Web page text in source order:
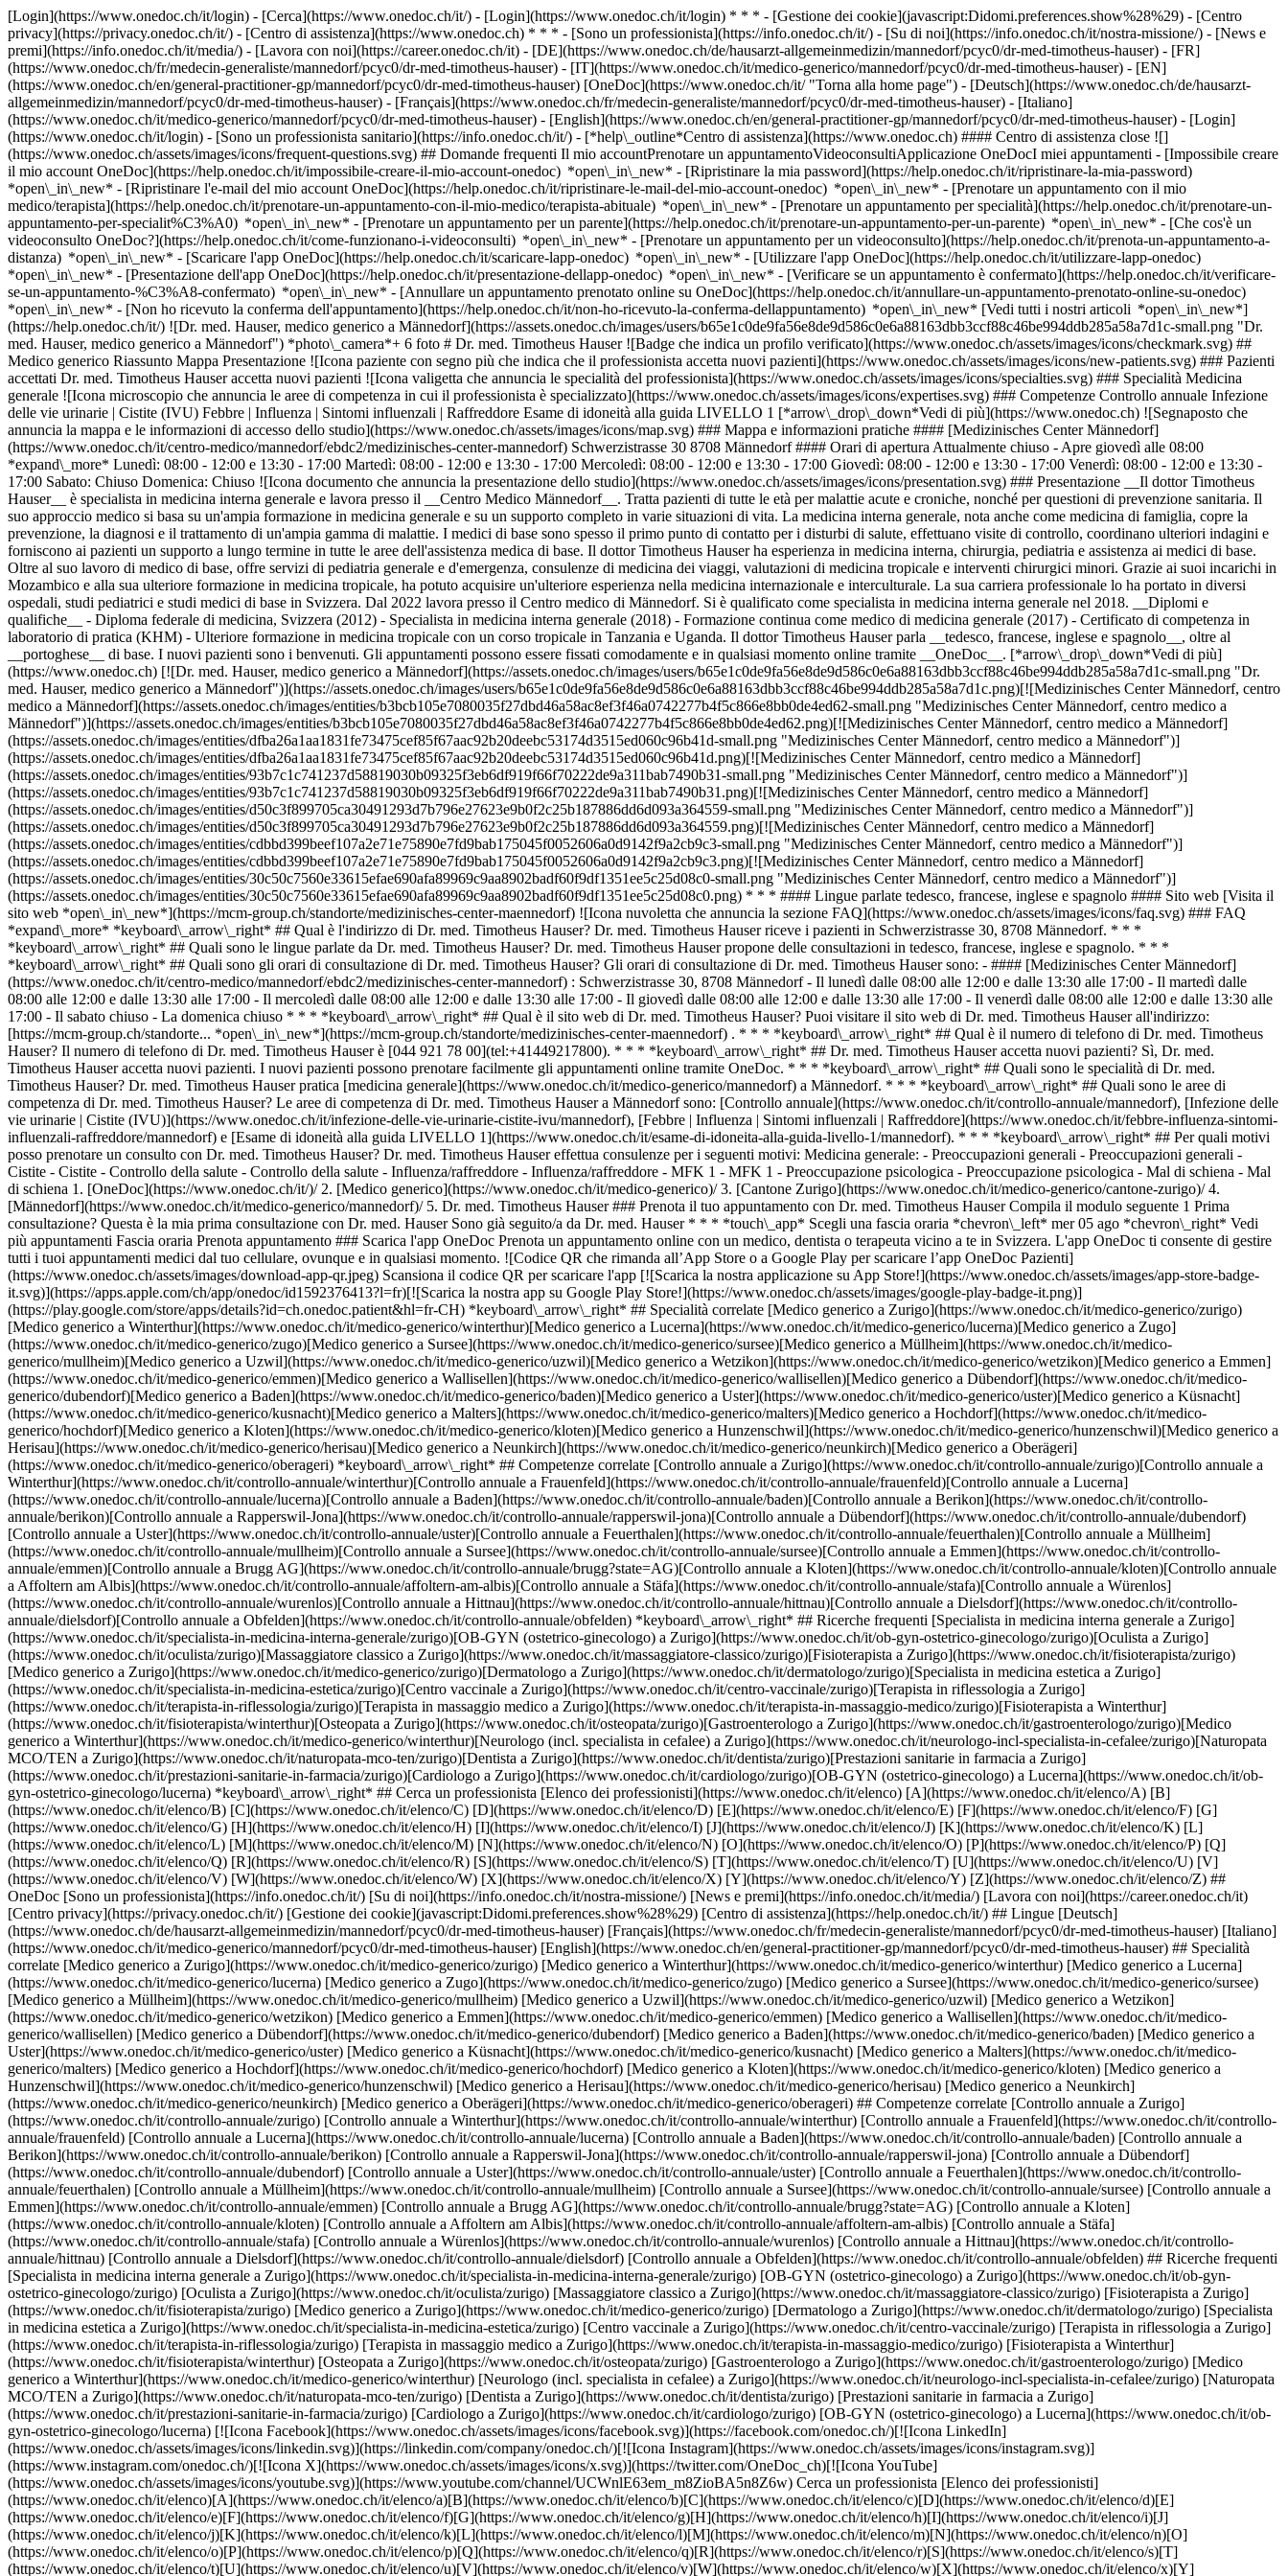
[Login](https://www.onedoc.ch/it/login) - [Cerca](https://www.onedoc.ch/it/) - [Login](https://www.onedoc.ch/it/login) * * * - [Gestione dei cookie](javascript:Didomi.preferences.show%28%29) - [Centro
privacy](https://privacy.onedoc.ch/it/) - [Centro di assistenza](https://www.onedoc.ch) * * * - [Sono un professionista](https://info.onedoc.ch/it/) - [Su di noi](https://info.onedoc.ch/it/nostra-missione/) - [News e
premi](https://info.onedoc.ch/it/media/) - [Lavora con noi](https://career.onedoc.ch/it) - [DE](https://www.onedoc.ch/de/hausarzt-allgemeinmedizin/mannedorf/pcyc0/dr-med-timotheus-hauser) - [FR]
(https://www.onedoc.ch/fr/medecin-generaliste/mannedorf/pcyc0/dr-med-timotheus-hauser) - [IT](https://www.onedoc.ch/it/medico-generico/mannedorf/pcyc0/dr-med-timotheus-hauser) - [EN]
(https://www.onedoc.ch/en/general-practitioner-gp/mannedorf/pcyc0/dr-med-timotheus-hauser) [OneDoc](https://www.onedoc.ch/it/ "Torna alla home page") - [Deutsch](https://www.onedoc.ch/de/hausarzt-
allgemeinmedizin/mannedorf/pcyc0/dr-med-timotheus-hauser) - [Français](https://www.onedoc.ch/fr/medecin-generaliste/mannedorf/pcyc0/dr-med-timotheus-hauser) - [Italiano]
(https://www.onedoc.ch/it/medico-generico/mannedorf/pcyc0/dr-med-timotheus-hauser) - [English](https://www.onedoc.ch/en/general-practitioner-gp/mannedorf/pcyc0/dr-med-timotheus-hauser) - [Login]
(https://www.onedoc.ch/it/login) - [Sono un professionista sanitario](https://info.onedoc.ch/it/) - [*help\_outline*Centro di assistenza](https://www.onedoc.ch) #### Centro di assistenza close ![]
(https://www.onedoc.ch/assets/images/icons/frequent-questions.svg) ## Domande frequenti Il mio accountPrenotare un appuntamentoVideoconsultiApplicazione OneDocI miei appuntamenti - [Impossibile creare
il mio account OneDoc](https://help.onedoc.ch/it/impossibile-creare-il-mio-account-onedoc) *open\_in\_new* - [Ripristinare la mia password](https://help.onedoc.ch/it/ripristinare-la-mia-password)
*open\_in\_new* - [Ripristinare l'e-mail del mio account OneDoc](https://help.onedoc.ch/it/ripristinare-le-mail-del-mio-account-onedoc) *open\_in\_new* - [Prenotare un appuntamento con il mio
medico/terapista](https://help.onedoc.ch/it/prenotare-un-appuntamento-con-il-mio-medico/terapista-abituale) *open\_in\_new* - [Prenotare un appuntamento per specialità](https://help.onedoc.ch/it/prenotare-un-
appuntamento-per-specialit%C3%A0) *open\_in\_new* - [Prenotare un appuntamento per un parente](https://help.onedoc.ch/it/prenotare-un-appuntamento-per-un-parente) *open\_in\_new* - [Che cos'è un
videoconsulto OneDoc?](https://help.onedoc.ch/it/come-funzionano-i-videoconsulti) *open\_in\_new* - [Prenotare un appuntamento per un videoconsulto](https://help.onedoc.ch/it/prenota-un-appuntamento-a-
distanza) *open\_in\_new* - [Scaricare l'app OneDoc](https://help.onedoc.ch/it/scaricare-lapp-onedoc) *open\_in\_new* - [Utilizzare l'app OneDoc](https://help.onedoc.ch/it/utilizzare-lapp-onedoc)
*open\_in\_new* - [Presentazione dell'app OneDoc](https://help.onedoc.ch/it/presentazione-dellapp-onedoc) *open\_in\_new* - [Verificare se un appuntamento è confermato](https://help.onedoc.ch/it/verificare-se-un-appuntamento-%C3%A8-confermato) *open\_in\_new* - [Annullare un appuntamento prenotato online su OneDoc](https://help.onedoc.ch/it/annullare-un-appuntamento-prenotato-online-su-onedoc) *open\_in\_new* - [Non ho ricevuto la conferma dell'appuntamento](https://help.onedoc.ch/it/non-ho-ricevuto-la-conferma-dellappuntamento) *open\_in\_new* [Vedi tutti i nostri articoli *open\_in\_new*](https://help.onedoc.ch/it/) ![Dr. med. Hauser, medico generico a Männedorf](https://assets.onedoc.ch/images/users/b65e1c0de9fa56e8de9d586c0e6a88163dbb3ccf88c46be994ddb285a58a7d1c-small.png "Dr. med. Hauser, medico generico a Männedorf") *photo\_camera*+ 6 foto # Dr. med. Timotheus Hauser ![Badge che indica un profilo verificato](https://www.onedoc.ch/assets/images/icons/checkmark.svg) ## Medico generico Riassunto Mappa Presentazione ![Icona paziente con segno più che indica che il professionista accetta nuovi pazienti](https://www.onedoc.ch/assets/images/icons/new-patients.svg) ### Pazienti accettati Dr. med. Timotheus Hauser accetta nuovi pazienti ![Icona valigetta che annuncia le specialità del professionista](https://www.onedoc.ch/assets/images/icons/specialties.svg) ### Specialità Medicina generale ![Icona microscopio che annuncia le aree di competenza in cui il professionista è specializzato](https://www.onedoc.ch/assets/images/icons/expertises.svg) ### Competenze Controllo annuale Infezione delle vie urinarie | Cistite (IVU) Febbre | Influenza | Sintomi influenzali | Raffreddore Esame di idoneità alla guida LIVELLO 1 [*arrow\_drop\_down*Vedi di più](https://www.onedoc.ch) ![Segnaposto che annuncia la mappa e le informazioni di accesso dello studio](https://www.onedoc.ch/assets/images/icons/map.svg) ### Mappa e informazioni pratiche #### [Medizinisches Center Männedorf](https://www.onedoc.ch/it/centro-medico/mannedorf/ebdc2/medizinisches-center-mannedorf) Schwerzistrasse 30 8708 Männedorf #### Orari di apertura Attualmente chiuso - Apre giovedì alle 08:00 *expand\_more* Lunedì: 08:00 - 12:00 e 13:30 - 17:00 Martedì: 08:00 - 12:00 e 13:30 - 17:00 Mercoledì: 08:00 - 12:00 e 13:30 - 17:00 Giovedì: 08:00 - 12:00 e 13:30 - 17:00 Venerdì: 08:00 - 12:00 e 13:30 - 17:00 Sabato: Chiuso Domenica: Chiuso ![Icona documento che annuncia la presentazione dello studio](https://www.onedoc.ch/assets/images/icons/presentation.svg) ### Presentazione __Il dottor Timotheus Hauser__ è specialista in medicina interna generale e lavora presso il __Centro Medico Männedorf__. Tratta pazienti di tutte le età per malattie acute e croniche, nonché per questioni di prevenzione sanitaria. Il suo approccio medico si basa su un'ampia formazione in medicina generale e su un supporto completo in varie situazioni di vita. La medicina interna generale, nota anche come medicina di famiglia, copre la prevenzione, la diagnosi e il trattamento di un'ampia gamma di malattie. I medici di base sono spesso il primo punto di contatto per i disturbi di salute, effettuano visite di controllo, coordinano ulteriori indagini e forniscono ai pazienti un supporto a lungo termine in tutte le aree dell'assistenza medica di base. Il dottor Timotheus Hauser ha esperienza in medicina interna, chirurgia, pediatria e assistenza ai medici di base. Oltre al suo lavoro di medico di base, offre servizi di pediatria generale e d'emergenza, consulenze di medicina dei viaggi, valutazioni di medicina tropicale e interventi chirurgici minori. Grazie ai suoi incarichi in Mozambico e alla sua ulteriore formazione in medicina tropicale, ha potuto acquisire un'ulteriore esperienza nella medicina internazionale e interculturale. La sua carriera professionale lo ha portato in diversi ospedali, studi pediatrici e studi medici di base in Svizzera. Dal 2022 lavora presso il Centro medico di Männedorf. Si è qualificato come specialista in medicina interna generale nel 2018. __Diplomi e qualifiche__ - Diploma federale di medicina, Svizzera (2012) - Specialista in medicina interna generale (2018) - Formazione continua come medico di medicina generale (2017) - Certificato di competenza in laboratorio di pratica (KHM) - Ulteriore formazione in medicina tropicale con un corso tropicale in Tanzania e Uganda. Il dottor Timotheus Hauser parla __tedesco, francese, inglese e spagnolo__, oltre al __portoghese__ di base. I nuovi pazienti sono i benvenuti. Gli appuntamenti possono essere fissati comodamente e in qualsiasi momento online tramite __OneDoc__. [*arrow\_drop\_down*Vedi di più](https://www.onedoc.ch) [![Dr. med. Hauser, medico generico a Männedorf](https://assets.onedoc.ch/images/users/b65e1c0de9fa56e8de9d586c0e6a88163dbb3ccf88c46be994ddb285a58a7d1c-small.png "Dr. med. Hauser, medico generico a Männedorf")](https://assets.onedoc.ch/images/users/b65e1c0de9fa56e8de9d586c0e6a88163dbb3ccf88c46be994ddb285a58a7d1c.png)[![Medizinisches Center Männedorf, centro medico a Männedorf](https://assets.onedoc.ch/images/entities/b3bcb105e7080035f27dbd46a58ac8ef3f46a0742277b4f5c866e8bb0de4ed62-small.png "Medizinisches Center Männedorf, centro medico a Männedorf")](https://assets.onedoc.ch/images/entities/b3bcb105e7080035f27dbd46a58ac8ef3f46a0742277b4f5c866e8bb0de4ed62.png)[![Medizinisches Center Männedorf, centro medico a Männedorf](https://assets.onedoc.ch/images/entities/dfba26a1aa1831fe73475cef85f67aac92b20deebc53174d3515ed060c96b41d-small.png "Medizinisches Center Männedorf, centro medico a Männedorf")](https://assets.onedoc.ch/images/entities/dfba26a1aa1831fe73475cef85f67aac92b20deebc53174d3515ed060c96b41d.png)[![Medizinisches Center Männedorf, centro medico a Männedorf](https://assets.onedoc.ch/images/entities/93b7c1c741237d58819030b09325f3eb6df919f66f70222de9a311bab7490b31-small.png "Medizinisches Center Männedorf, centro medico a Männedorf")](https://assets.onedoc.ch/images/entities/93b7c1c741237d58819030b09325f3eb6df919f66f70222de9a311bab7490b31.png)[![Medizinisches Center Männedorf, centro medico a Männedorf](https://assets.onedoc.ch/images/entities/d50c3f899705ca30491293d7b796e27623e9b0f2c25b187886dd6d093a364559-small.png "Medizinisches Center Männedorf, centro medico a Männedorf")](https://assets.onedoc.ch/images/entities/d50c3f899705ca30491293d7b796e27623e9b0f2c25b187886dd6d093a364559.png)[![Medizinisches Center Männedorf, centro medico a Männedorf](https://assets.onedoc.ch/images/entities/cdbbd399beef107a2e71e75890e7fd9bab175045f0052606a0d9142f9a2cb9c3-small.png "Medizinisches Center Männedorf, centro medico a Männedorf")](https://assets.onedoc.ch/images/entities/cdbbd399beef107a2e71e75890e7fd9bab175045f0052606a0d9142f9a2cb9c3.png)[![Medizinisches Center Männedorf, centro medico a Männedorf](https://assets.onedoc.ch/images/entities/30c50c7560e33615efae690afa89969c9aa8902badf60f9df1351ee5c25d08c0-small.png "Medizinisches Center Männedorf, centro medico a Männedorf")](https://assets.onedoc.ch/images/entities/30c50c7560e33615efae690afa89969c9aa8902badf60f9df1351ee5c25d08c0.png) * * * #### Lingue parlate tedesco, francese, inglese e spagnolo #### Sito web [Visita il sito web *open\_in\_new*](https://mcm-group.ch/standorte/medizinisches-center-maennedorf) ![Icona nuvoletta che annuncia la sezione FAQ](https://www.onedoc.ch/assets/images/icons/faq.svg) ### FAQ *expand\_more* *keyboard\_arrow\_right* ## Qual è l'indirizzo di Dr. med. Timotheus Hauser? Dr. med. Timotheus Hauser riceve i pazienti in Schwerzistrasse 30, 8708 Männedorf. * * * *keyboard\_arrow\_right* ## Quali sono le lingue parlate da Dr. med. Timotheus Hauser? Dr. med. Timotheus Hauser propone delle consultazioni in tedesco, francese, inglese e spagnolo. * * * *keyboard\_arrow\_right* ## Quali sono gli orari di consultazione di Dr. med. Timotheus Hauser? Gli orari di consultazione di Dr. med. Timotheus Hauser sono: - #### [Medizinisches Center Männedorf](https://www.onedoc.ch/it/centro-medico/mannedorf/ebdc2/medizinisches-center-mannedorf) : Schwerzistrasse 30, 8708 Männedorf - Il lunedì dalle 08:00 alle 12:00 e dalle 13:30 alle 17:00 - Il martedì dalle 08:00 alle 12:00 e dalle 13:30 alle 17:00 - Il mercoledì dalle 08:00 alle 12:00 e dalle 13:30 alle 17:00 - Il giovedì dalle 08:00 alle 12:00 e dalle 13:30 alle 17:00 - Il venerdì dalle 08:00 alle 12:00 e dalle 13:30 alle 17:00 - Il sabato chiuso - La domenica chiuso * * * *keyboard\_arrow\_right* ## Qual è il sito web di Dr. med. Timotheus Hauser? Puoi visitare il sito web di Dr. med. Timotheus Hauser all'indirizzo: [https://mcm-group.ch/standorte... *open\_in\_new*](https://mcm-group.ch/standorte/medizinisches-center-maennedorf) . * * * *keyboard\_arrow\_right* ## Qual è il numero di telefono di Dr. med. Timotheus Hauser? Il numero di telefono di Dr. med. Timotheus Hauser è [044 921 78 00](tel:+41449217800). * * * *keyboard\_arrow\_right* ## Dr. med. Timotheus Hauser accetta nuovi pazienti? Sì, Dr. med. Timotheus Hauser accetta nuovi pazienti. I nuovi pazienti possono prenotare facilmente gli appuntamenti online tramite OneDoc. * * * *keyboard\_arrow\_right* ## Quali sono le specialità di Dr. med. Timotheus Hauser? Dr. med. Timotheus Hauser pratica [medicina generale](https://www.onedoc.ch/it/medico-generico/mannedorf) a Männedorf. * * * *keyboard\_arrow\_right* ## Quali sono le aree di competenza di Dr. med. Timotheus Hauser? Le aree di competenza di Dr. med. Timotheus Hauser a Männedorf sono: [Controllo annuale](https://www.onedoc.ch/it/controllo-annuale/mannedorf), [Infezione delle vie urinarie | Cistite (IVU)](https://www.onedoc.ch/it/infezione-delle-vie-urinarie-cistite-ivu/mannedorf), [Febbre | Influenza | Sintomi influenzali | Raffreddore](https://www.onedoc.ch/it/febbre-influenza-sintomi-influenzali-raffreddore/mannedorf) e [Esame di idoneità alla guida LIVELLO 1](https://www.onedoc.ch/it/esame-di-idoneita-alla-guida-livello-1/mannedorf). * * * *keyboard\_arrow\_right* ## Per quali
1. [OneDoc](https://www.onedoc.ch/it/)/ 2. [Medico generico](https://www.onedoc.ch/it/medico-generico)/ 3. [Cantone Zurigo](https://www.onedoc.ch/it/medico-generico/cantone-zurigo)/ 4. [Männedorf](https://www.onedoc.ch/it/medico-generico/mannedorf)/ 5. Dr. med. Timotheus Hauser ### Prenota il tuo appuntamento con Dr. med. Timotheus Hauser Compila il modulo seguente 1 Prima consultazione? Questa è la mia prima consultazione con Dr. med. Hauser Sono già seguito/a da Dr. med. Hauser * * * *touch\_app* Scegli una fascia oraria *chevron\_left* mer 05 ago *chevron\_right* Vedi più appuntamenti Fascia oraria Prenota appuntamento ### Scarica l'app OneDoc Prenota un appuntamento online con un medico, dentista o terapeuta vicino a te in Svizzera. L'app OneDoc ti consente di gestire tutti i tuoi appuntamenti medici dal tuo cellulare, ovunque e in qualsiasi momento. ![Codice QR che rimanda all’App Store o a Google Play per scaricare l’app OneDoc Pazienti](https://www.onedoc.ch/assets/images/download-app-qr.jpeg) Scansiona il codice QR per scaricare l'app [![Scarica la nostra applicazione su App Store!](https://www.onedoc.ch/assets/images/app-store-badge-it.svg)](https://apps.apple.com/ch/app/onedoc/id1592376413?l=fr)[![Scarica la nostra app su Google Play Store!](https://www.onedoc.ch/assets/images/google-play-badge-it.png)](https://play.google.com/store/apps/details?id=ch.onedoc.patient&hl=fr-CH) *keyboard\_arrow\_right* ## Specialità correlate [Medico generico a Zurigo](https://www.onedoc.ch/it/medico-generico/zurigo)[Medico generico a Winterthur](https://www.onedoc.ch/it/medico-generico/winterthur)[Medico generico a Lucerna](https://www.onedoc.ch/it/medico-generico/lucerna)[Medico generico a Zugo](https://www.onedoc.ch/it/medico-generico/zugo)[Medico generico a Sursee](https://www.onedoc.ch/it/medico-generico/sursee)[Medico generico a Müllheim](https://www.onedoc.ch/it/medico-generico/mullheim)[Medico generico a Uzwil](https://www.onedoc.ch/it/medico-generico/uzwil)[Medico generico a Wetzikon](https://www.onedoc.ch/it/medico-generico/wetzikon)[Medico generico a Emmen](https://www.onedoc.ch/it/medico-generico/emmen)[Medico generico a Wallisellen](https://www.onedoc.ch/it/medico-generico/wallisellen)[Medico generico a Dübendorf](https://www.onedoc.ch/it/medico-generico/dubendorf)[Medico generico a Baden](https://www.onedoc.ch/it/medico-generico/baden)[Medico generico a Uster](https://www.onedoc.ch/it/medico-generico/uster)[Medico generico a Küsnacht](https://www.onedoc.ch/it/medico-generico/kusnacht)[Medico generico a Malters](https://www.onedoc.ch/it/medico-generico/malters)[Medico generico a Hochdorf](https://www.onedoc.ch/it/medico-generico/hochdorf)[Medico generico a Kloten](https://www.onedoc.ch/it/medico-generico/kloten)[Medico generico a Hunzenschwil](https://www.onedoc.ch/it/medico-generico/hunzenschwil)[Medico generico a Herisau](https://www.onedoc.ch/it/medico-generico/herisau)[Medico generico a Neunkirch](https://www.onedoc.ch/it/medico-generico/neunkirch)[Medico generico a Oberägeri](https://www.onedoc.ch/it/medico-generico/oberageri) *keyboard\_arrow\_right* ## Competenze correlate [Controllo annuale a Zurigo](https://www.onedoc.ch/it/controllo-annuale/zurigo)[Controllo annuale a Winterthur](https://www.onedoc.ch/it/controllo-annuale/winterthur)[Controllo annuale a Frauenfeld](https://www.onedoc.ch/it/controllo-annuale/frauenfeld)[Controllo annuale a Lucerna](https://www.onedoc.ch/it/controllo-annuale/lucerna)[Controllo annuale a Baden](https://www.onedoc.ch/it/controllo-annuale/baden)[Controllo annuale a Berikon](https://www.onedoc.ch/it/controllo-annuale/berikon)[Controllo annuale a Rapperswil-Jona](https://www.onedoc.ch/it/controllo-annuale/rapperswil-jona)[Controllo annuale a Dübendorf](https://www.onedoc.ch/it/controllo-annuale/dubendorf)[Controllo annuale a Uster](https://www.onedoc.ch/it/controllo-annuale/uster)[Controllo annuale a Feuerthalen](https://www.onedoc.ch/it/controllo-annuale/feuerthalen)[Controllo annuale a Müllheim](https://www.onedoc.ch/it/controllo-annuale/mullheim)[Controllo annuale a Sursee](https://www.onedoc.ch/it/controllo-annuale/sursee)[Controllo annuale a Emmen](https://www.onedoc.ch/it/controllo-annuale/emmen)[Controllo annuale a Brugg AG](https://www.onedoc.ch/it/controllo-annuale/brugg?state=AG)[Controllo annuale a Kloten](https://www.onedoc.ch/it/controllo-annuale/kloten)[Controllo annuale a Affoltern am Albis](https://www.onedoc.ch/it/controllo-annuale/affoltern-am-albis)[Controllo annuale a Stäfa](https://www.onedoc.ch/it/controllo-annuale/stafa)[Controllo annuale a Würenlos](https://www.onedoc.ch/it/controllo-annuale/wurenlos)[Controllo annuale a Hittnau](https://www.onedoc.ch/it/controllo-annuale/hittnau)[Controllo annuale a Dielsdorf](https://www.onedoc.ch/it/controllo-annuale/dielsdorf)[Controllo annuale a Obfelden](https://www.onedoc.ch/it/controllo-annuale/obfelden) *keyboard\_arrow\_right* ## Ricerche frequenti [Specialista in medicina interna generale a Zurigo](https://www.onedoc.ch/it/specialista-in-medicina-interna-generale/zurigo)[OB-GYN (ostetrico-ginecologo) a Zurigo](https://www.onedoc.ch/it/ob-gyn-ostetrico-ginecologo/zurigo)[Oculista a Zurigo](https://www.onedoc.ch/it/oculista/zurigo)[Massaggiatore classico a Zurigo](https://www.onedoc.ch/it/massaggiatore-classico/zurigo)[Fisioterapista a Zurigo](https://www.onedoc.ch/it/fisioterapista/zurigo)[Medico generico a Zurigo](https://www.onedoc.ch/it/medico-generico/zurigo)[Dermatologo a Zurigo](https://www.onedoc.ch/it/dermatologo/zurigo)[Specialista in medicina estetica a Zurigo](https://www.onedoc.ch/it/specialista-in-medicina-estetica/zurigo)[Centro vaccinale a Zurigo](https://www.onedoc.ch/it/centro-vaccinale/zurigo)[Terapista in riflessologia a Zurigo](https://www.onedoc.ch/it/terapista-in-riflessologia/zurigo)[Terapista in massaggio medico a Zurigo](https://www.onedoc.ch/it/terapista-in-massaggio-medico/zurigo)[Fisioterapista a Winterthur](https://www.onedoc.ch/it/fisioterapista/winterthur)[Osteopata a Zurigo](https://www.onedoc.ch/it/osteopata/zurigo)[Gastroenterologo a Zurigo](https://www.onedoc.ch/it/gastroenterologo/zurigo)[Medico generico a Winterthur](https://www.onedoc.ch/it/medico-generico/winterthur)[Neurologo (incl. specialista in cefalee) a Zurigo](https://www.onedoc.ch/it/neurologo-incl-specialista-in-cefalee/zurigo)[Naturopata MCO/TEN a Zurigo](https://www.onedoc.ch/it/naturopata-mco-ten/zurigo)[Dentista a Zurigo](https://www.onedoc.ch/it/dentista/zurigo)[Prestazioni sanitarie in farmacia a Zurigo](https://www.onedoc.ch/it/prestazioni-sanitarie-in-farmacia/zurigo)[Cardiologo a Zurigo](https://www.onedoc.ch/it/cardiologo/zurigo)[OB-GYN (ostetrico-ginecologo) a Lucerna](https://www.onedoc.ch/it/ob-gyn-ostetrico-ginecologo/lucerna) *keyboard\_arrow\_right* ## Cerca un professionista [Elenco dei professionisti](https://www.onedoc.ch/it/elenco) [A](https://www.onedoc.ch/it/elenco/A) [B](https://www.onedoc.ch/it/elenco/B) [C](https://www.onedoc.ch/it/elenco/C) [D](https://www.onedoc.ch/it/elenco/D) [E](https://www.onedoc.ch/it/elenco/E) [F](https://www.onedoc.ch/it/elenco/F) [G](https://www.onedoc.ch/it/elenco/G) [H](https://www.onedoc.ch/it/elenco/H) [I](https://www.onedoc.ch/it/elenco/I) [J](https://www.onedoc.ch/it/elenco/J) [K](https://www.onedoc.ch/it/elenco/K) [L](https://www.onedoc.ch/it/elenco/L) [M](https://www.onedoc.ch/it/elenco/M) [N](https://www.onedoc.ch/it/elenco/N) [O](https://www.onedoc.ch/it/elenco/O) [P](https://www.onedoc.ch/it/elenco/P) [Q](https://www.onedoc.ch/it/elenco/Q) [R](https://www.onedoc.ch/it/elenco/R) [S](https://www.onedoc.ch/it/elenco/S) [T](https://www.onedoc.ch/it/elenco/T) [U](https://www.onedoc.ch/it/elenco/U) [V](https://www.onedoc.ch/it/elenco/V) [W](https://www.onedoc.ch/it/elenco/W) [X](https://www.onedoc.ch/it/elenco/X) [Y](https://www.onedoc.ch/it/elenco/Y) [Z](https://www.onedoc.ch/it/elenco/Z) ## OneDoc [Sono un professionista](https://info.onedoc.ch/it/) [Su di noi](https://info.onedoc.ch/it/nostra-missione/) [News e premi](https://info.onedoc.ch/it/media/) [Lavora con noi](https://career.onedoc.ch/it) [Centro privacy](https://privacy.onedoc.ch/it/) [Gestione dei cookie](javascript:Didomi.preferences.show%28%29) [Centro di assistenza](https://help.onedoc.ch/it/) ## Lingue [Deutsch](https://www.onedoc.ch/de/hausarzt-allgemeinmedizin/mannedorf/pcyc0/dr-med-timotheus-hauser) [Français](https://www.onedoc.ch/fr/medecin-generaliste/mannedorf/pcyc0/dr-med-timotheus-hauser) [Italiano](https://www.onedoc.ch/it/medico-generico/mannedorf/pcyc0/dr-med-timotheus-hauser) [English](https://www.onedoc.ch/en/general-practitioner-gp/mannedorf/pcyc0/dr-med-timotheus-hauser) ## Specialità correlate [Medico generico a Zurigo](https://www.onedoc.ch/it/medico-generico/zurigo) [Medico generico a Winterthur](https://www.onedoc.ch/it/medico-generico/winterthur) [Medico generico a Lucerna](https://www.onedoc.ch/it/medico-generico/lucerna) [Medico generico a Zugo](https://www.onedoc.ch/it/medico-generico/zugo) [Medico generico a Sursee](https://www.onedoc.ch/it/medico-generico/sursee) [Medico generico a Müllheim](https://www.onedoc.ch/it/medico-generico/mullheim) [Medico generico a Uzwil](https://www.onedoc.ch/it/medico-generico/uzwil) [Medico generico a Wetzikon](https://www.onedoc.ch/it/medico-generico/wetzikon) [Medico generico a Emmen](https://www.onedoc.ch/it/medico-generico/emmen) [Medico generico a Wallisellen](https://www.onedoc.ch/it/medico-generico/wallisellen) [Medico generico a Dübendorf](https://www.onedoc.ch/it/medico-generico/dubendorf) [Medico generico a Baden](https://www.onedoc.ch/it/medico-generico/baden) [Medico generico a Uster](https://www.onedoc.ch/it/medico-generico/uster) [Medico generico a Küsnacht](https://www.onedoc.ch/it/medico-generico/kusnacht) [Medico generico a Malters](https://www.onedoc.ch/it/medico-generico/malters) [Medico generico a Hochdorf](https://w